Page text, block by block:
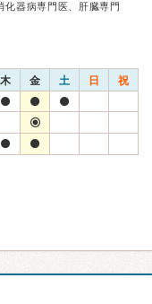
化器病専門医、肝臓専門
木 金 土 日 祝